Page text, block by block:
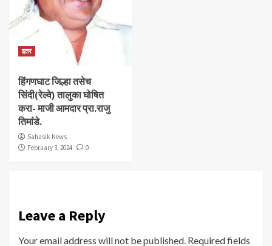
इतर
हिंगणघाट जिल्हा तसेच
सिंदी(रेल्वे) तालुका घोषित
करा- माजी आमदार प्रा.राजु
तिमांडे.
Sahasik News
February 3, 2024
0
Leave a Reply
Your email address will not be published. Required fields